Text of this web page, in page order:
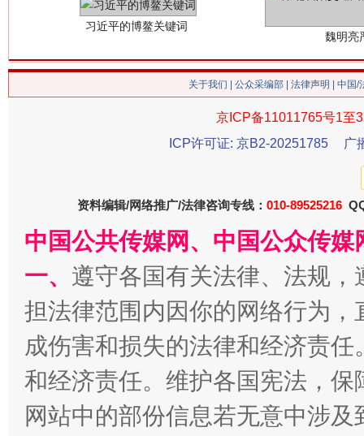
揭批美国五大"原罪" "炒
关于我们 公众采编部 法律声明 | 中国
京ICP备11011765号1至
ICP许可证: 京B2-20251785
广
资料编辑/网络推广/法律咨询专线： 010-89525216
中国公共传媒网、中国公众传
一、 遵守各国有关法律、法规
担法律范围内因你的网络行为
成伤害和损失的法律和经济责
和经济责任。维护各国宪法，
网站中的部份信息若无意中涉